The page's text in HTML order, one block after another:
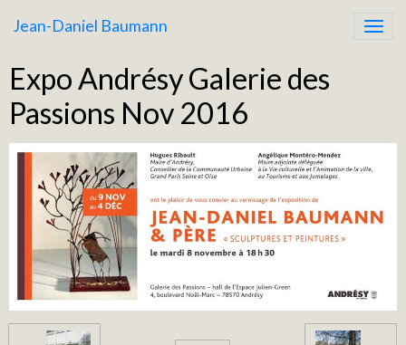
Jean-Daniel Baumann
Expo Andrésy Galerie des
Passions Nov 2016